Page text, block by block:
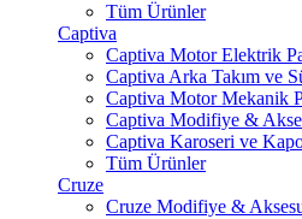
Tüm Ürünler
Captiva
Captiva Motor Elektrik
Captiva Arka Takım ve
Captiva Motor Mekanik
Captiva Modifiye &
Captiva Karoseri ve
Tüm Ürünler
Cruze
Cruze Modifiye &